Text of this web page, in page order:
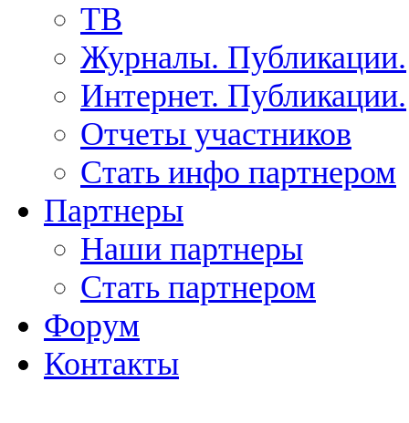
ТВ
Журналы. Публикации.
Интернет. Публикации.
Отчеты участников
Стать инфо партнером
Партнеры
Наши партнеры
Стать партнером
Форум
Контакты